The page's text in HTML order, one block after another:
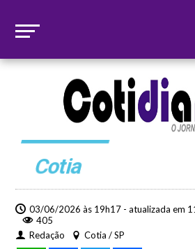
Cotia
03/06/2026 às 19h17 - atualizada em
405
Redação
Cotia / SP